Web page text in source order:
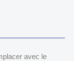
avec le